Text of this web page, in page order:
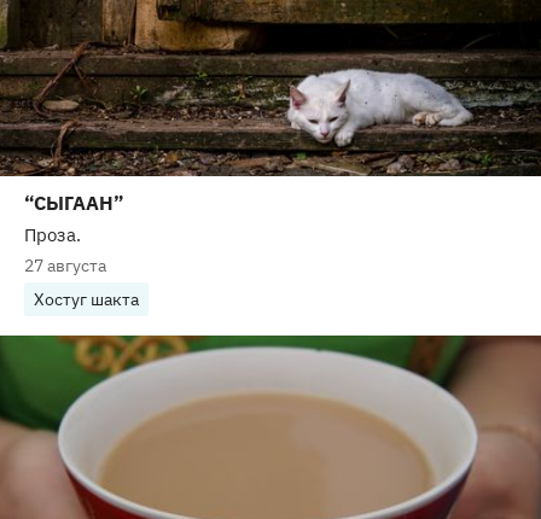
“СЫГААН”
Проза.
27 августа
Хостуг шакта